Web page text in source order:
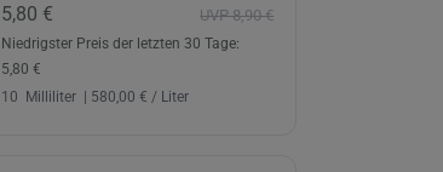
UVP 8,90 €
5,80 €
Niedrigster Preis der letzten 30 Tage:
5,80 €
10
Milliliter | 580,00 € / Liter